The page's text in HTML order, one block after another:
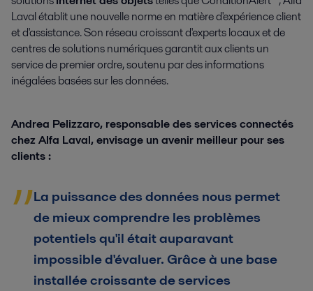
Laval établit une nouvelle norme en matière d'expérience client
et d'assistance. Son réseau croissant d'experts locaux et de
centres de solutions numériques garantit aux clients un
service de premier ordre, soutenu par des informations
inégalées basées sur les données.
Andrea Pelizzaro, responsable des services connectés
chez Alfa Laval, envisage un avenir meilleur pour ses
clients :
La puissance des données nous permet
de mieux comprendre les problèmes
potentiels qu'il était auparavant
impossible d'évaluer. Grâce à une base
installée croissante de services